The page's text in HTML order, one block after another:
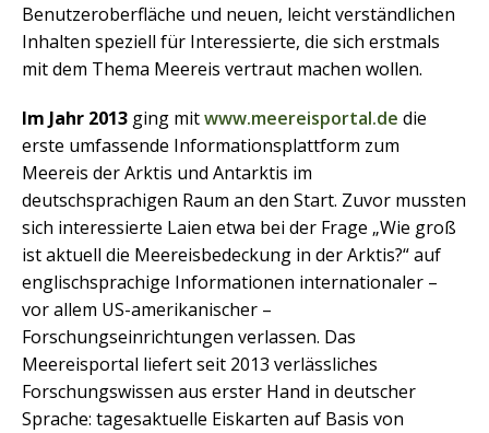
Benutzeroberfläche und neuen, leicht verständlichen
Inhalten speziell für Interessierte, die sich erstmals
mit dem Thema Meereis vertraut machen wollen.
Im Jahr 2013 ging mitwww.meereisportal.de die
erste umfassende Informationsplattform zum
Meereis der Arktis und Antarktis im
deutschsprachigen Raum an den Start. Zuvor mussten
sich interessierte Laien etwa bei der Frage „Wie groß
ist aktuell die Meereisbedeckung in der Arktis?“ auf
englischsprachige Informationen internationaler –
vor allem US-amerikanischer –
Forschungseinrichtungen verlassen. Das
Meereisportal liefert seit 2013 verlässliches
Forschungswissen aus erster Hand in deutscher
Sprache: tagesaktuelle Eiskarten auf Basis von